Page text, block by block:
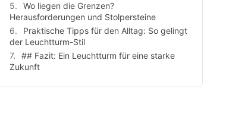
Wo liegen die Grenzen?
Herausforderungen und Stolpersteine
Praktische Tipps für den Alltag: So gelingt
der Leuchtturm-Stil
## Fazit: Ein Leuchtturm für eine starke
Zukunft